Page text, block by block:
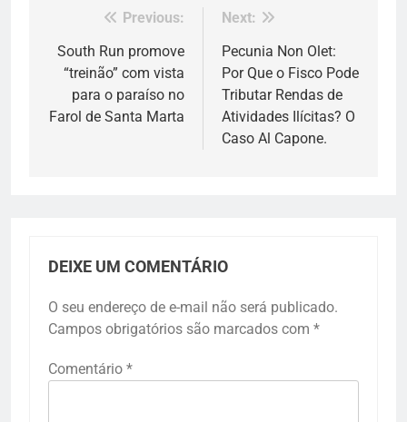
Navegação
de
Post
Previous:
South Run promove
“treinão” com vista
para o paraíso no
Farol de Santa Marta
Next:
Pecunia Non Olet:
Por Que o Fisco Pode
Tributar Rendas de
Atividades Ilícitas? O
Caso Al Capone.
DEIXE UM COMENTÁRIO
O seu endereço de e-mail não será publicado.
Campos obrigatórios são marcados com *
Comentário *